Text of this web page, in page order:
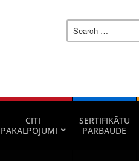
CITI
PAKALPOJUMI
SERTIFIKĀTU
PĀRBAUDE